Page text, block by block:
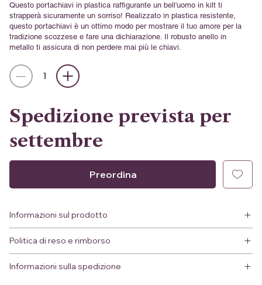
Questo portachiavi in plastica raffigurante un bell'uomo in kilt ti
strapperà sicuramente un sorriso! Realizzato in plastica resistente,
questo portachiavi è un ottimo modo per mostrare il tuo amore per la
tradizione scozzese e fare una dichiarazione. Il robusto anello in
metallo ti assicura di non perdere mai più le chiavi.
Spedizione prevista per
settembre
Preordina
Informazioni sul prodotto
Politica di reso e rimborso
Informazioni sulla spedizione